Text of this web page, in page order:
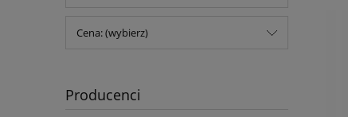
Cena: (wybierz)
Producenci